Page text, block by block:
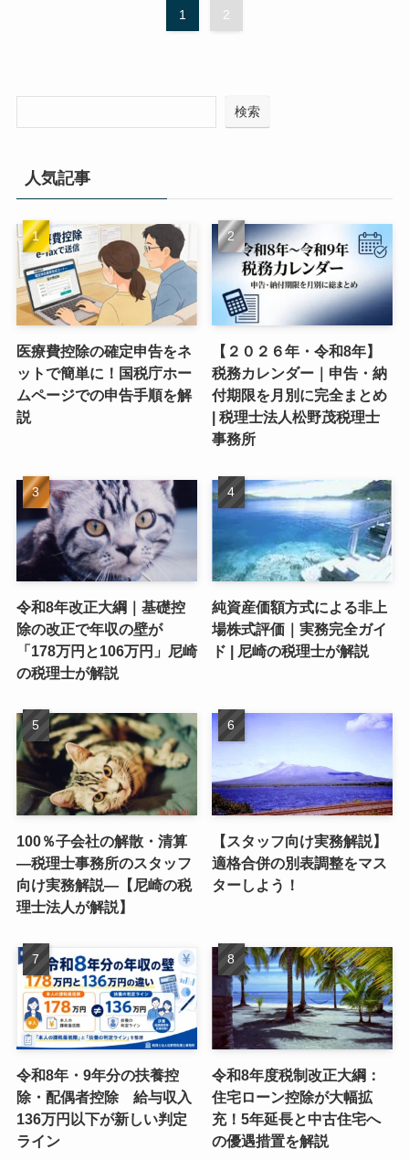
1 2
検索
人気記事
医療費控除の確定申告をネ
ットで簡単に！国税庁ホー
ムページでの申告手順を解
説
【２０２６年・令和8年】
税務カレンダー｜申告・納
付期限を月別に完全まとめ
| 税理士法人松野茂税理士
事務所
令和8年改正大綱｜基礎控
除の改正で年収の壁が
「178万円と106万円」尼崎
の税理士が解説
純資産価額方式による非上
場株式評価｜実務完全ガイ
ド | 尼崎の税理士が解説
100％子会社の解散・清算
―税理士事務所のスタッフ
向け実務解説―【尼崎の税
理士法人が解説】
【スタッフ向け実務解説】
適格合併の別表調整をマス
ターしよう！
令和8年・9年分の扶養控
除・配偶者控除 給与収入
136万円以下が新しい判定
ライン
令和8年度税制改正大綱：
住宅ローン控除が大幅拡
充！5年延長と中古住宅へ
の優遇措置を解説